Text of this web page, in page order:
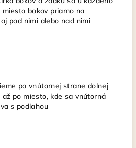
bokov priamo na
pod nimi alebo nad nimi
po vnútornej strane dolnej
po miesto, kde sa vnútorná
s podlahou